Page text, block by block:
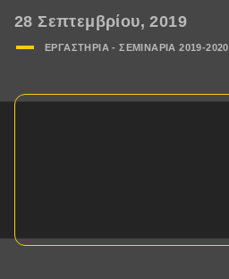
28 Σεπτεμβρίου, 2019
ΕΡΓΑΣΤΗΡΙΑ - ΣΕΜΙΝΑΡΙA 2019-2020